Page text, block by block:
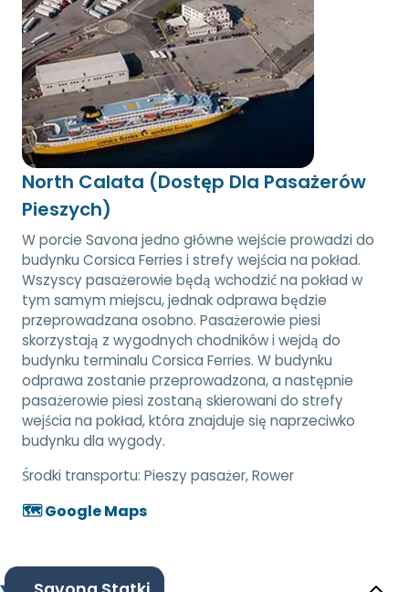
North Calata (Dostęp Dla Pasażerów
Pieszych)
W porcie Savona jedno główne wejście prowadzi do
budynku Corsica Ferries i strefy wejścia na pokład.
Wszyscy pasażerowie będą wchodzić na pokład w
tym samym miejscu, jednak odprawa będzie
przeprowadzana osobno. Pasażerowie piesi
skorzystają z wygodnych chodników i wejdą do
budynku terminalu Corsica Ferries. W budynku
odprawa zostanie przeprowadzona, a następnie
pasażerowie piesi zostaną skierowani do strefy
wejścia na pokład, która znajduje się naprzeciwko
budynku dla wygody.
Środki transportu: Pieszy pasażer, Rower
🗺️ Google Maps